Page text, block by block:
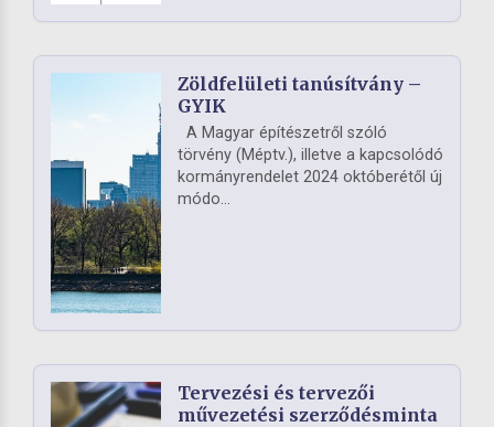
Zöldfelületi tanúsítvány –
GYIK
A Magyar építészetről szóló
törvény (Méptv.), illetve a kapcsolódó
kormányrendelet 2024 októberétől új
módo...
Tervezési és tervezői
művezetési szerződésminta